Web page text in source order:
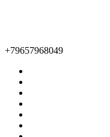
+79657968049